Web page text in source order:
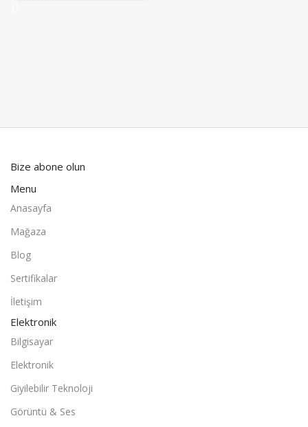
Bize abone olun
Menu
Anasayfa
Mağaza
Blog
Sertifikalar
İletişim
Elektronik
Bilgisayar
Elektronik
Giyilebilir Teknoloji
Görüntü & Ses